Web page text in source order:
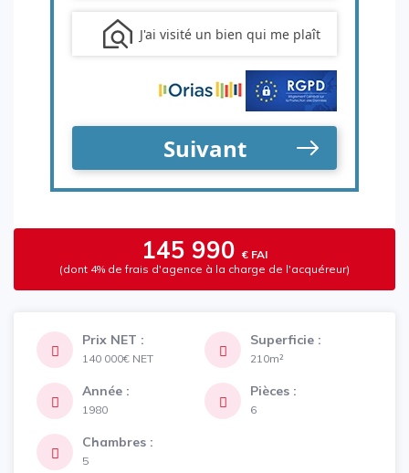
145 990 € FAI
(dont 4% de frais d'agence à la charge de l'acquéreur)
Prix NET :
140 000€ NET
Superficie :
210m²
Année :
1980
Pièces :
6
Chambres :
5